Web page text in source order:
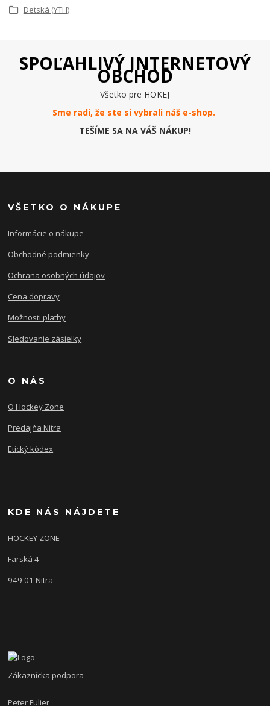
Detská (YTH)
SPOĽAHLIVÝ INTERNETOVÝ
OBCHOD
Všetko pre HOKEJ
Sme radi, že ste si vybrali náš e-shop.
TEŠÍME SA NA VÁŠ NÁKUP!
VŠETKO O NÁKUPE
Informácie o nákupe
Obchodné podmienky
Ochrana osobných údajov
Cena dopravy
Možnosti platby
Sledovanie zásielky
O NÁS
O Hockey Zone
Predajňa Nitra
Etický kódex
KDE NÁS NÁJDETE
HOCKEY ZONE
Farská 4
949 01 Nitra
Zákaznícka podpora
Peter Fulier